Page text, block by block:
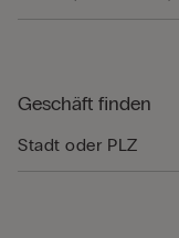
Geschäft finden